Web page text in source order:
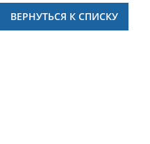
ВЕРНУТЬСЯ К СПИСКУ